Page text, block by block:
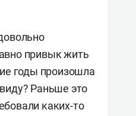
привык жить
годы произошла
Раньше это
каких-то